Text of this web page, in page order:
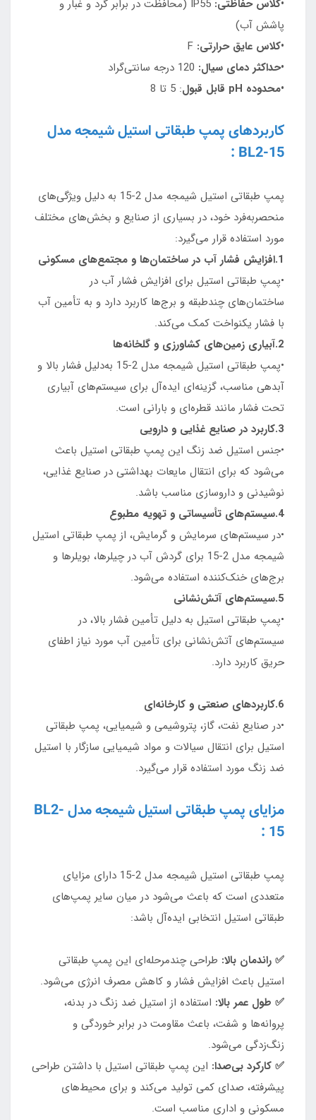
•کلاس حفاظتی:
IP55 (محافظت در برابر گرد و غبار و
پاشش آب)
•کلاس عایق حرارتی:
•حداکثر دمای سیال: 120 درجه سانتی‌گراد
•محدوده pH قابل قبول
: 5 تا 8
کاربردهای پمپ طبقاتی استیل شیمجه مدل
BL2-15 :
پمپ طبقاتی استیل شیمجه مدل 2-15 به دلیل ویژگی‌های
منحصر‌به‌فرد خود، در بسیاری از صنایع و بخش‌های مختلف
مورد استفاده قرار می‌گیرد:
1.افزایش فشار آب در ساختمان‌ها و مجتمع‌های مسکونی
•پمپ طبقاتی استیل برای افزایش فشار آب در
ساختمان‌های چندطبقه و برج‌ها کاربرد دارد و به تأمین آب
با فشار یکنواخت کمک می‌کند.
2.آبیاری زمین‌های کشاورزی و گلخانه‌ها
•پمپ طبقاتی استیل شیمجه مدل 2-15 به‌دلیل فشار بالا و
آبدهی مناسب، گزینه‌ای ایده‌آل برای سیستم‌های آبیاری
تحت فشار مانند قطره‌ای و بارانی است.
3.کاربرد در صنایع غذایی و دارویی
•جنس استیل ضد زنگ این پمپ طبقاتی استیل باعث
می‌شود که برای انتقال مایعات بهداشتی در صنایع غذایی،
نوشیدنی و داروسازی مناسب باشد.
4.سیستم‌های تأسیساتی و تهویه مطبوع
•در سیستم‌های سرمایش و گرمایش، از پمپ طبقاتی استیل
شیمجه مدل 2-15 برای گردش آب در چیلرها، بویلرها و
برج‌های خنک‌کننده استفاده می‌شود.
5.سیستم‌های آتش‌نشانی
•پمپ طبقاتی استیل به دلیل تأمین فشار بالا، در
سیستم‌های آتش‌نشانی برای تأمین آب مورد نیاز اطفای
حریق کاربرد دارد.
6.کاربردهای صنعتی و کارخانه‌ای
•در صنایع نفت، گاز، پتروشیمی و شیمیایی، پمپ طبقاتی
استیل برای انتقال سیالات و مواد شیمیایی سازگار با استیل
ضد زنگ مورد استفاده قرار می‌گیرد.
مزایای پمپ طبقاتی استیل شیمجه مدل BL2-
15 :
پمپ طبقاتی استیل شیمجه مدل 2-15 دارای مزایای
متعددی است که باعث می‌شود در میان سایر پمپ‌های
طبقاتی استیل انتخابی ایده‌آل باشد:
✅ راندمان بالا: طراحی چندمرحله‌ای این پمپ طبقاتی
استیل باعث افزایش فشار و کاهش مصرف انرژی می‌شود.
✅ طول عمر بالا: استفاده از استیل ضد زنگ در بدنه،
پروانه‌ها و شفت، باعث مقاومت در برابر خوردگی و
زنگ‌زدگی می‌شود.
✅ کارکرد بی‌صدا: این پمپ طبقاتی استیل با داشتن طراحی
پیشرفته، صدای کمی تولید می‌کند و برای محیط‌های
مسکونی و اداری مناسب است.